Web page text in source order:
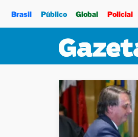
Brasil Público Global Policial